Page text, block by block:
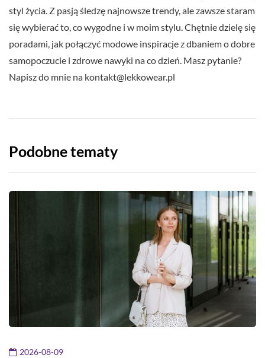
styl życia. Z pasją śledzę najnowsze trendy, ale zawsze staram
się wybierać to, co wygodne i w moim stylu. Chętnie dzielę się
poradami, jak połączyć modowe inspiracje z dbaniem o dobre
samopoczucie i zdrowe nawyki na co dzień. Masz pytanie?
Napisz do mnie na kontakt@lekkowear.pl
Podobne tematy
2026-08-09